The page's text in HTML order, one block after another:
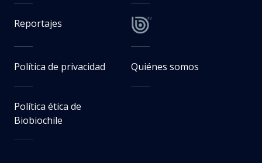
Reportajes
Política de privacidad Quiénes somos
Política ética de
Biobiochile